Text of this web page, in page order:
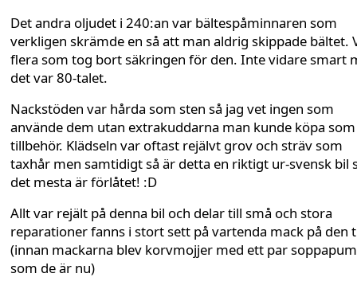
Det andra oljudet i 240:an var bältespåminnaren som
verkligen skrämde en så att man aldrig skippade bältet.
flera som tog bort säkringen för den. Inte vidare smart
det var 80-talet.
Nackstöden var hårda som sten så jag vet ingen som
använde dem utan extrakuddarna man kunde köpa som
tillbehör. Klädseln var oftast rejälvt grov och sträv som
taxhår men samtidigt så är detta en riktigt ur-svensk bil
det mesta är förlåtet! :D
Allt var rejält på denna bil och delar till små och stora
reparationer fanns i stort sett på vartenda mack på den
(innan mackarna blev korvmojjer med ett par
som de är nu)